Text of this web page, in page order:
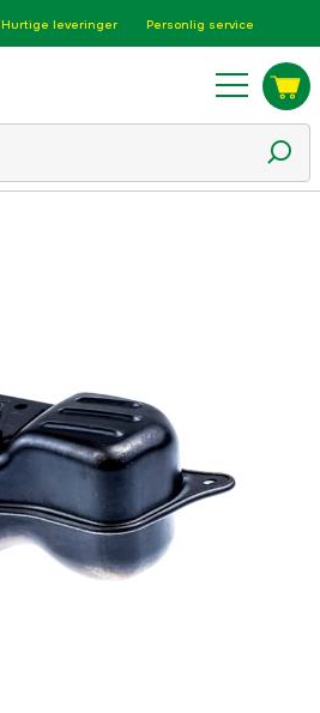
Hurtige leveringer Personlig service